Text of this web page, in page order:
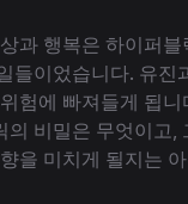
과 행복은 하이퍼
들이었습니다. 유진
험에 빠져들게 됩
의 비밀은 무엇이고,
을 미치게 될지는